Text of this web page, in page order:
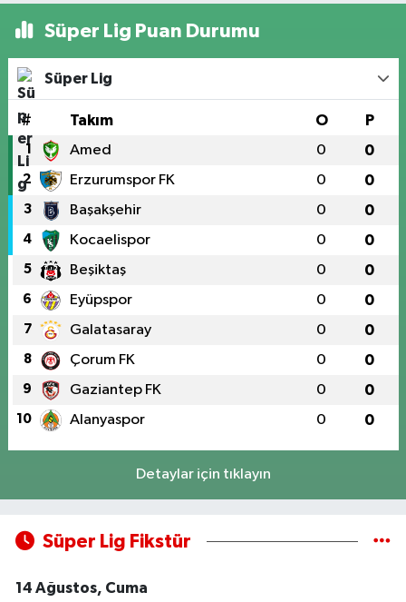
Süper Lig Puan Durumu
Süper Lig
# Takım O P
1 Amed 0 0
2 Erzurumspor FK 0 0
3 Başakşehir 0 0
4 Kocaelispor 0 0
5 Beşiktaş 0 0
6 Eyüpspor 0 0
7 Galatasaray 0 0
8 Çorum FK 0 0
9 Gaziantep FK 0 0
10 Alanyaspor 0 0
Detaylar için tıklayın
Süper Lig Fikstür
14 Ağustos, Cuma